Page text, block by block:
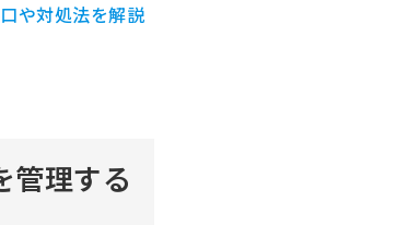
や対処法を解説
理する